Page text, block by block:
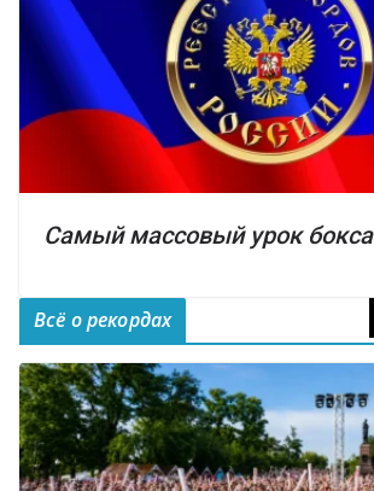
Самый массовый урок бокса
Всё о рекордах